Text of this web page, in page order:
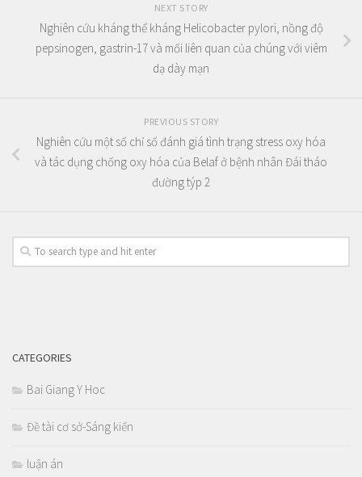
NEXT STORY
Nghiên cứu kháng thể kháng Helicobacter pylori, nồng độ
pepsinogen, gastrin-17 và mối liên quan của chúng với viêm
dạ dày mạn
PREVIOUS STORY
Nghiên cứu một số chỉ số đánh giá tình trạng stress oxy hóa
và tác dụng chống oxy hóa của Belaf ở bệnh nhân Đái tháo
đường týp 2
CATEGORIES
Bai Giang Y Hoc
Đề tài cơ sở-Sáng kiến
luận án